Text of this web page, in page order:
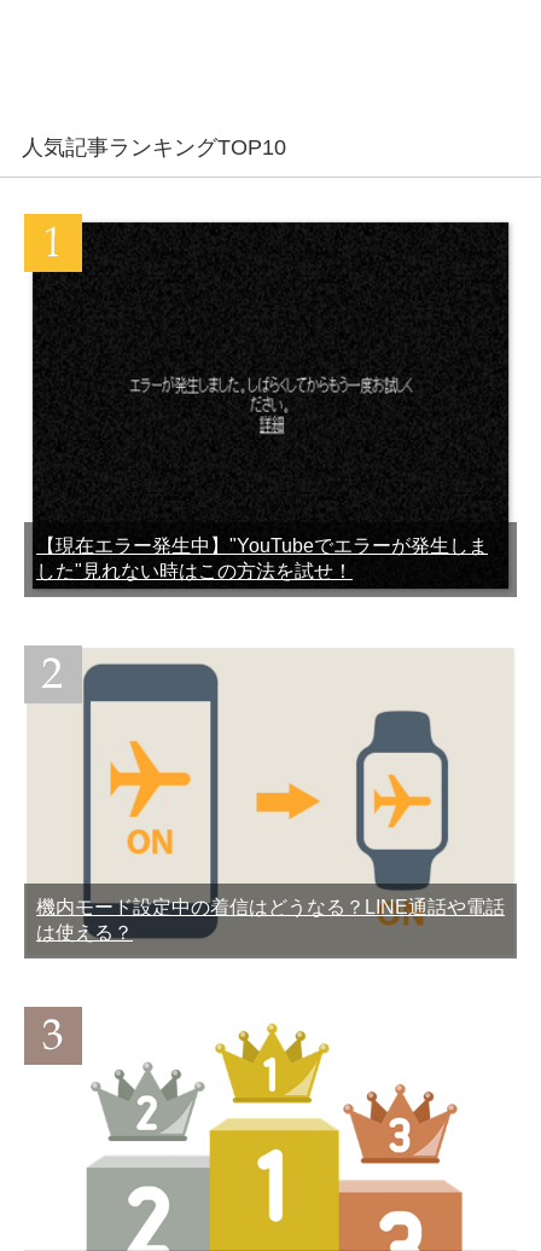
スマホは2年で解約して買
い替えるべきだと断言する
3つの理由
androidブラウザ比較！速度
が速くてサクサクするのは
chromeがダントツ！
中学生の子供にスマホを持
たせるのは危険じゃないよ
【お得】絶対に後悔しない
中古スマホの選び方
[Android]
スマホのWi-Fiからハッカー
が侵入！遠隔操作や盗聴盗
難を防ぐ対策方法
【お得】絶対に後悔しない
中古スマホの選び方
[Android]
最安値に抑える方法
ヤフーブラウザアプリなら
安心！詐欺サイトから守っ
AndroidスマホとiPhone6の
GALAXY S6とGALAXY S6
EDGEの違いを比較してみ
た
って本当？水没しないか検
証してみた
人気記事ランキングTOP10
【現在エラー発生中】"YouTubeでエラーが発生しま
した"見れない時はこの方法を試せ！
機内モード設定中の着信はどうなる？LINE通話や電話
は使える？